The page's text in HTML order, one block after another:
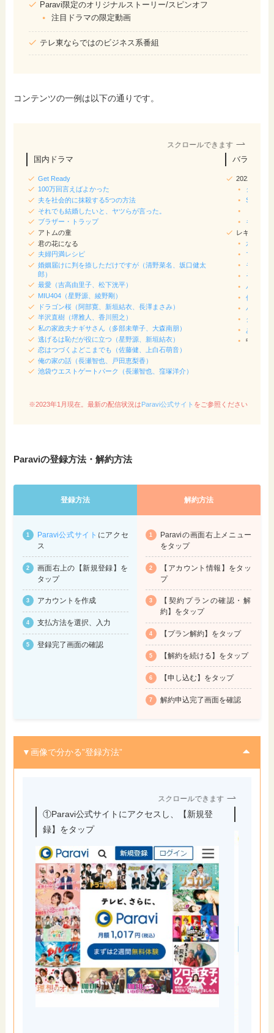
Paravi限定のオリジナルストーリー/スピンオフ
注目ドラマの限定動画
テレ東ならではのビジネス系番組
コンテンツの一例は以下の通りです。
スクロールできます
国内ドラマ
Get Ready
100万回言えばよかった
夫を社会的に抹殺する5つの方法
それでも結婚したいと、ヤツらが言った。
ブラザー・トラップ
アトムの童
君の花になる
夫婦円満レシピ
婚姻届けに判を捺しただけですが（清野菜名、坂口健太
郎）
最愛（吉高由里子、松下洸平）
MIU404（星野源、綾野剛）
ドラゴン桜（阿部寛、新垣結衣、長澤まさみ）
半沢直樹（堺雅人、香川照之）
私の家政夫ナギサさん（多部未華子、大森南朋）
逃げるは恥だが役に立つ（星野源、新垣結衣）
恋はつづくよどこまでも（佐藤健、上白石萌音）
俺の家の話（長瀬智也、戸田恵梨香）
池袋ウエストゲートパーク（長瀬智也、窪塚洋介）
バラエティ
2022/2023
クイズ
キング
レギュラー
水曜日
マツコ
モニタリ
それ
パパジ
佐藤健
バナナ
クレイ
あちこ
中居正
※2023年1月現在。最新の配信状況はParavi公式サイト をご参照ください
Paraviの登録方法・解約方法
登録方法 解約方法
Paravi公式サイト にアクセ
ス
画面右上の【新規登録】を
タップ
アカウントを作成
支払方法を選択、入力
登録完了画面の確認
Paraviの画面右上メニュー
をタップ
【アカウント情報】をタッ
プ
【契約プランの確認・解
約】をタップ
【プラン解約】をタップ
【解約を続ける】をタップ
【申し込む】をタップ
解約申込完了画面を確認
▼画像で分かる”登録方法”
スクロールできます
①Paravi公式サイトにアクセスし、【新規登
録】をタップ